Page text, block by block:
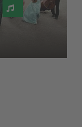
Veranstaltung